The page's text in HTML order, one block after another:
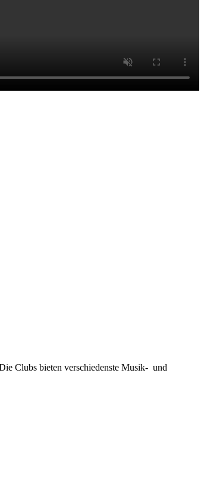
Clubs bieten verschiedenste Musik- und